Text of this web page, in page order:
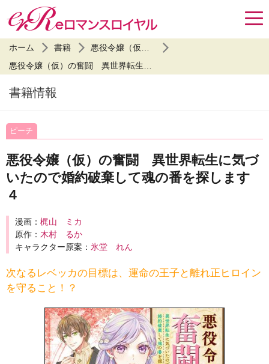
ホーム 書籍
書籍情報
ピーチ
悪役令嬢（仮）の奮闘 異世界転生に気づ
いたので婚約破棄して魂の番を探します
４
漫画： 梶山 ミカ
原作： 木村 るか
キャラクター原案： 氷堂 れん
次なるレベッカの目標は、運命の王子と離れ正ヒロイン
を守ること！？